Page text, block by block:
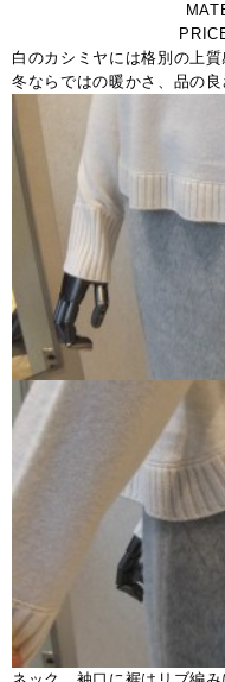
白のカシミヤには格別の上質
冬ならではの暖かさ、品の